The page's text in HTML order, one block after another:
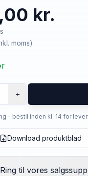
kr.
moms)
+
- bestil inden kl. 14 for
Download produktblad
Ring til vores